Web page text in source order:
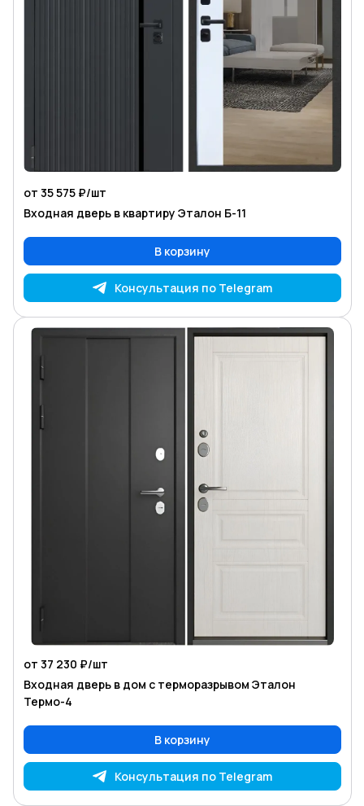
от 35 575 ₽/шт
Входная дверь в квартиру Эталон Б-11
В корзину
Консультация по Telegram
от 37 230 ₽/шт
Входная дверь в дом с терморазрывом Эталон
Термо-4
В корзину
Консультация по Telegram